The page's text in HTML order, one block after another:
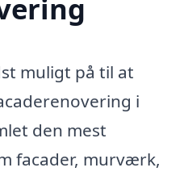
muligt på til at
i
den mest
facader, murværk,